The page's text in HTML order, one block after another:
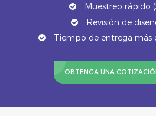
Muestreo rápido
Revisión de
Tiempo de entrega más
OBTENGA UNA